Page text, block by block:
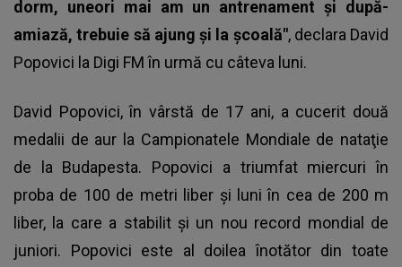
dorm, uneori mai am un antrenament şi după-
amiază, trebuie să ajung şi la şcoală", declara David
Popovici la Digi FM în urmă cu câteva luni.
David Popovici, în vârstă de 17 ani, a cucerit două
medalii de aur la Campionatele Mondiale de nataţie
de la Budapesta. Popovici a triumfat miercuri în
proba de 100 de metri liber şi luni în cea de 200 m
liber, la care a stabilit şi un nou record mondial de
juniori. Popovici este al doilea înotător din toate